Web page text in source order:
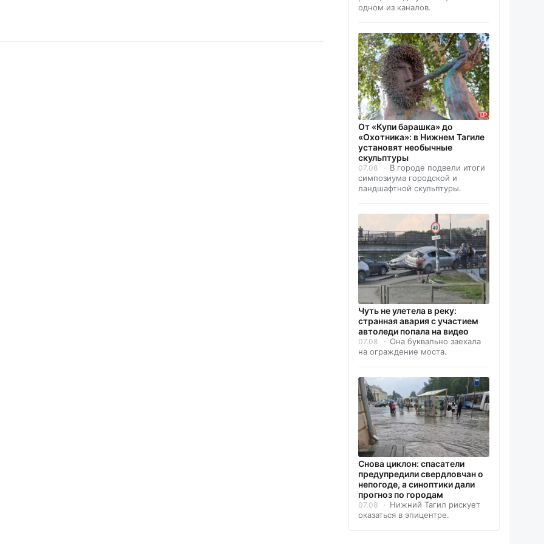
одном из каналов.
От «Купи барашка» до
«Охотника»: в Нижнем Тагиле
установят необычные
скульптуры
07.08
В городе подвели итоги
симпозиума городской и
ландшафтной скульптуры.
Чуть не улетела в реку:
странная авария с участием
автоледи попала на видео
07.08
Она буквально заехала
на ограждение моста.
Снова циклон: спасатели
предупредили свердловчан о
непогоде, а синоптики дали
прогноз по городам
07.08
Нижний Тагил рискует
оказаться в эпицентре.